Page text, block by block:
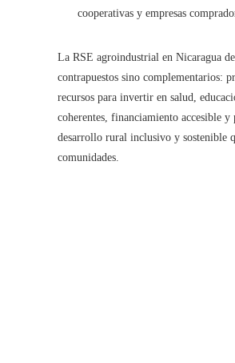
cooperativas y empresas
La RSE agroindustrial en Nicaragua
contrapuestos sino complementarios:
recursos para invertir en salud,
coherentes, financiamiento accesible
desarrollo rural inclusivo y sostenible
comunidades.